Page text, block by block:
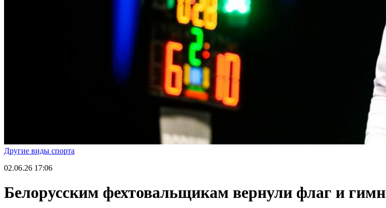
Другие виды спорта
02.06.26 17:06
Белорусским фехтовальщикам вернули флаг и гимн